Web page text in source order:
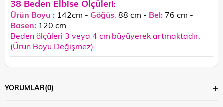
38 Beden Elbise Ölçüleri:
Ürün Boyu : 142cm - Göğüs: 88 cm - Bel: 76 cm -
Basen: 120 cm
Beden ölçüleri 3 veya 4 cm büyüyerek artmaktadır.
(Ürün Boyu Değişmez)
YORUMLAR(0)